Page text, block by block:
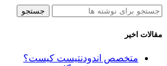
جستجو
مقالات اخیر
متخصص اندودنتیست کیست؟